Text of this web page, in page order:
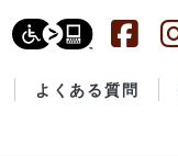
よくある質問